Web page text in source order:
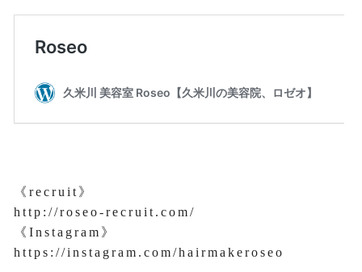
《recruit》
http://roseo-recruit.com/
《Instagram》
https://instagram.com/hairmakeroseo